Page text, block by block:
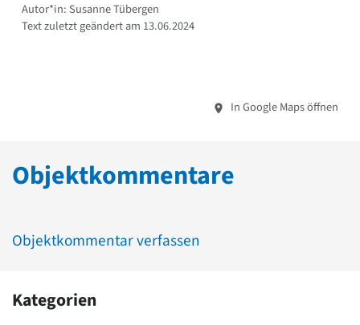
Autor*in: Susanne Tübergen
Text zuletzt geändert am 13.06.2024
In Google Maps öffnen
Objektkommentare
Objektkommentar verfassen
Kategorien